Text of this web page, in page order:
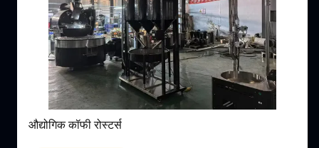
औद्योगिक कॉफी रोस्टर्स